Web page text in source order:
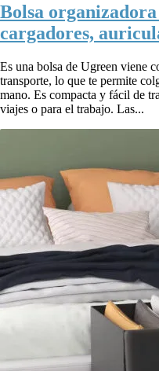
Bolsa
cargadores,
Es una bolsa de Ugreen viene
transporte, lo que te permite
mano. Es compacta y fácil de
viajes o para el trabajo. Las...